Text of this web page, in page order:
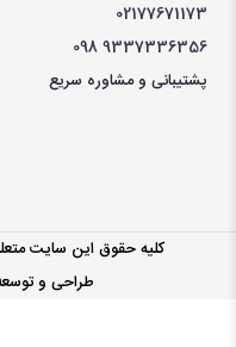
02177671173
0989337336356
پشتیبانی و مشاوره سریع
کليه حقوق اين سايت
طراحی و